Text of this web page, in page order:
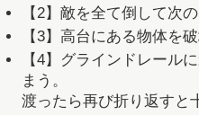
【2】敵を全て倒して次
【3】高台にある物体を
【4】グラインドレール
まう。
渡ったら再び折り返すと